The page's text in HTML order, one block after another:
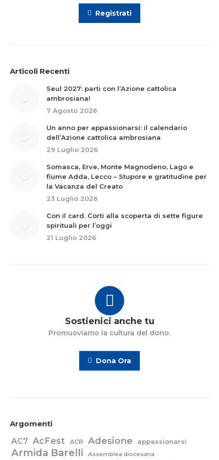
Registrati
Articoli Recenti
Seul 2027: parti con l’Azione cattolica
ambrosiana!
7 Agosto 2026
Un anno per appassionarsi: il calendario
dell’Azione cattolica ambrosiana
29 Luglio 2026
Somasca, Erve, Monte Magnodeno, Lago e
fiume Adda, Lecco – Stupore e gratitudine per
la Vacanza del Creato
23 Luglio 2026
Con il card. Corti alla scoperta di sette figure
spirituali per l’oggi
21 Luglio 2026
Sostienici anche tu
Promuoviamo la cultura del dono.
Dona Ora
Argomenti
AC7 AcFest ACR Adesione appassionarsi
Armida Barelli Assemblea diocesana